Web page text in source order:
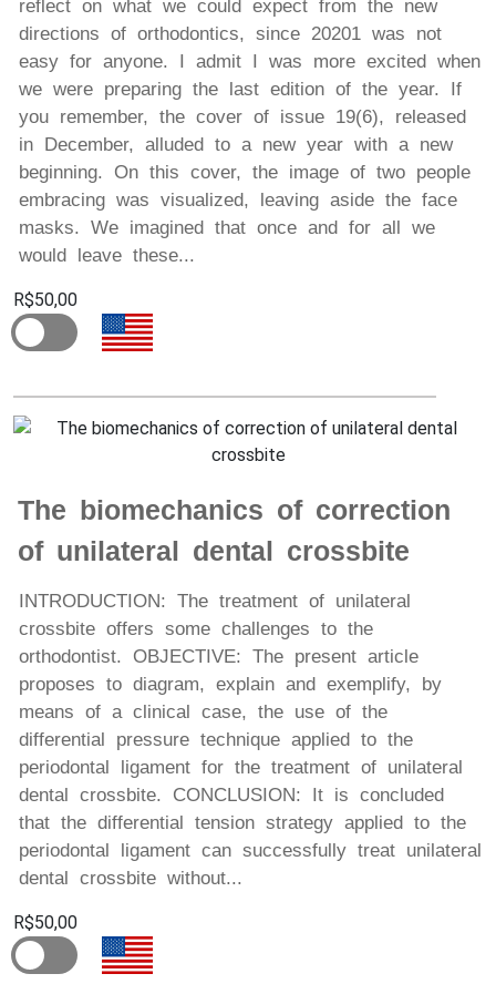
reflect on what we could expect from the new
directions of orthodontics, since 20201 was not
easy for anyone. I admit I was more excited when
we were preparing the last edition of the year. If
you remember, the cover of issue 19(6), released
in December, alluded to a new year with a new
beginning. On this cover, the image of two people
embracing was visualized, leaving aside the face
masks. We imagined that once and for all we
would leave these...
R$50,00
The biomechanics of correction
of unilateral dental crossbite
INTRODUCTION: The treatment of unilateral
crossbite offers some challenges to the
orthodontist. OBJECTIVE: The present article
proposes to diagram, explain and exemplify, by
means of a clinical case, the use of the
differential pressure technique applied to the
periodontal ligament for the treatment of unilateral
dental crossbite. CONCLUSION: It is concluded
that the differential tension strategy applied to the
periodontal ligament can successfully treat unilateral
dental crossbite without...
R$50,00